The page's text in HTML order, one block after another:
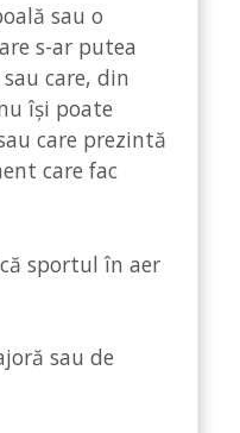
sau o
s-ar putea
care, din
își poate
care prezintă
care fac
sportul în aer
sau de